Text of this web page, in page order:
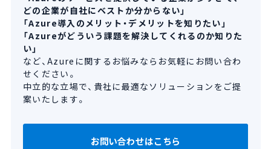
どの企業が自社にベストか分からない」
「Azure導入のメリット・デメリットを知りたい」
「Azureがどういう課題を解決してくれるのか知りた
い」
など、Azureに関するお悩みならお気軽にお問い合わ
せください。
中立的な立場で、貴社に最適なソリューションをご提
案いたします。
お問い合わせはこちら